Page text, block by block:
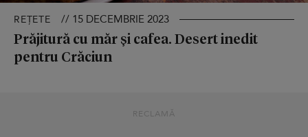
REȚETE // 15 DECEMBRIE 2023
Prăjitură cu măr și cafea. Desert inedit
pentru Crăciun
RECLAMĂ